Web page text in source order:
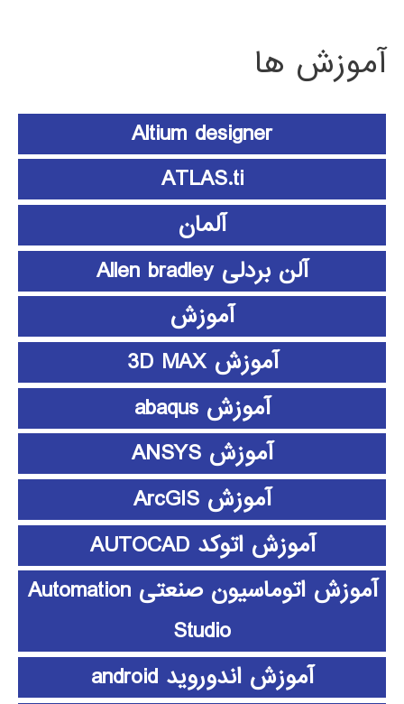
آموزش ها
Altium designer
ATLAS.ti
آلمان
آلن بردلی Allen bradley
آموزش
آموزش 3D MAX
آموزش abaqus
آموزش ANSYS
آموزش ArcGIS
آموزش اتوکد AUTOCAD
آموزش اتوماسیون صنعتی Automation
Studio
آموزش اندوروید android